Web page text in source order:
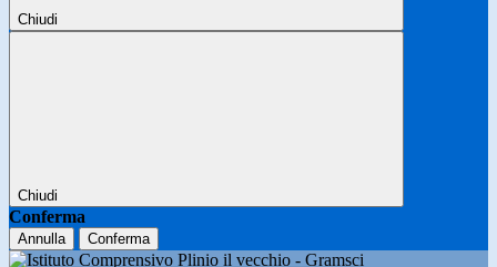
Chiudi
Chiudi
Conferma
Annulla Conferma